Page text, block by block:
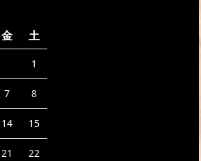
金 土
1
7 8
14 15
21 22